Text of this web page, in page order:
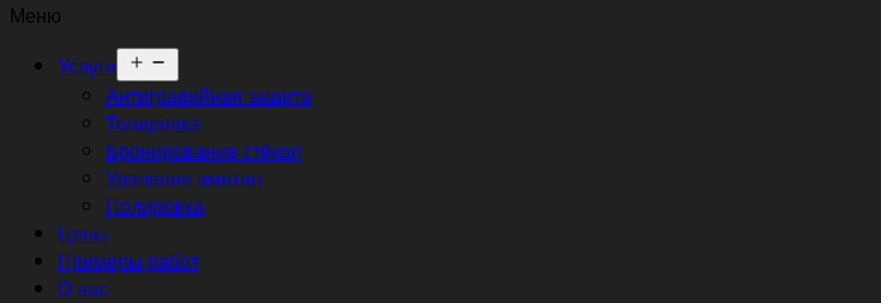
Меню
Услуги
меню
Антигравийная защита
Тонировка
Бронирование стёкол
Удаление вмятин
Полировка
Цены
Примеры работ
О нас